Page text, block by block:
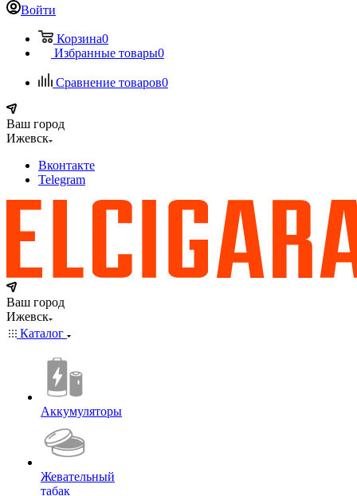
Войти
Корзина0
Избранные товары0
Сравнение товаров0
Ваш город
Ижевск
Вконтакте
Telegram
Ваш город
Ижевск
Каталог
Аккумуляторы
Жевательный
табак